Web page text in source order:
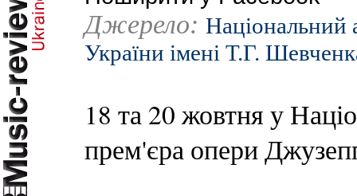
Джерело: Національний
України імені Т.Г.
18 та 20 жовтня у
прем'єра опери